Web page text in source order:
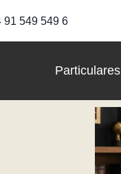
91 549 549 6
Particulares